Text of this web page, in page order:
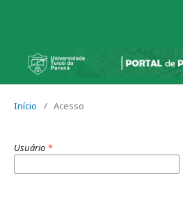
Início / Acesso
Usuário *